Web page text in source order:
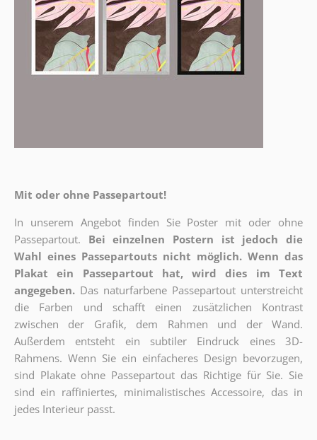
Mit oder ohne Passepartout!
In unserem Angebot finden Sie Poster mit oder ohne
Passepartout.
Bei einzelnen Postern ist jedoch die
Wahl eines Passepartouts nicht möglich. Wenn das
Plakat ein Passepartout hat, wird dies im Text
angegeben. Das naturfarbene Passepartout unterstreicht
die Farben und schafft einen zusätzlichen Kontrast
zwischen der Grafik, dem Rahmen und der Wand.
Außerdem entsteht ein subtiler Eindruck eines 3D-
Rahmens. Wenn Sie ein einfacheres Design bevorzugen,
sind Plakate ohne Passepartout das Richtige für Sie. Sie
sind ein raffiniertes, minimalistisches Accessoire, das in
jedes Interieur passt.